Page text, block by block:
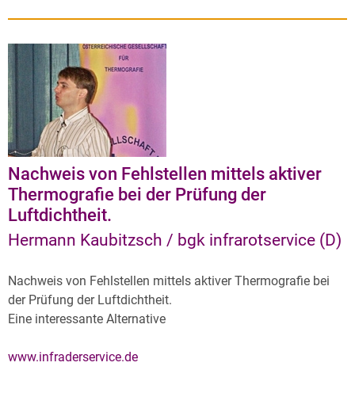
Nachweis von Fehlstellen mittels aktiver
Thermografie bei der Prüfung der
Luftdichtheit.
Hermann Kaubitzsch / bgk infrarotservice (D)
Nachweis von Fehlstellen mittels aktiver Thermografie bei
der Prüfung der Luftdichtheit.
Eine interessante Alternative
www.infraderservice.de